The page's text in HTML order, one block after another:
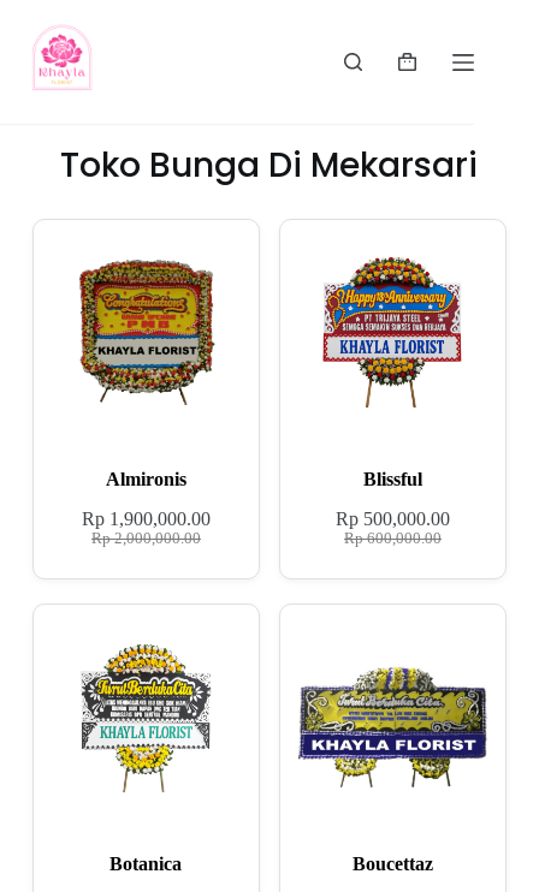
Toko Bunga Di Mekarsari
Almironis
Rp2,000,000.00
Rp1,900,000.00
Blissful
Rp600,000.00
Rp 500,000.00
Botanica Boucettaz